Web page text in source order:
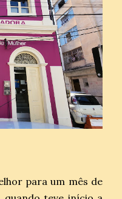
para um mês de